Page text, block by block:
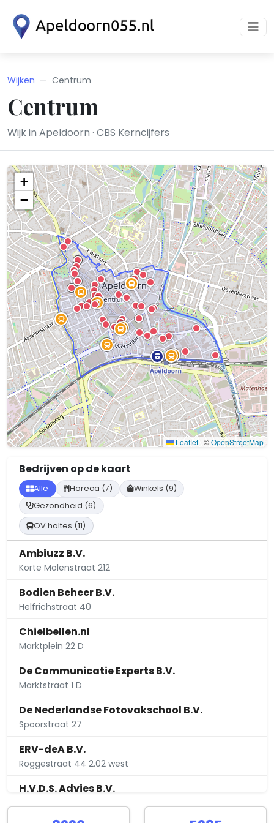
Wijken Centrum
Centrum
Wijk in Apeldoorn · CBS Kerncijfers
+
−
Leaflet | ©OpenStreetMap
Bedrijven op de kaart
Alle Horeca (7)
Winkels (9)
Gezondheid (6)
OV haltes (11)
Ambiuzz B.V.
Korte Molenstraat 212
Bodien Beheer B.V.
Helfrichstraat 40
Chielbellen.nl
Marktplein 22 D
De Communicatie Experts B.V.
Marktstraat 1 D
De Nederlandse Fotovakschool B.V.
Spoorstraat 27
ERV-deA B.V.
Roggestraat 44 2.02 west
H.V.D.S. Advies B.V.